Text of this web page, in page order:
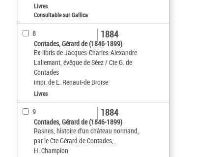
Livres
Consultable sur Gallica
8
Contades, Gérard de (1846-1899)
Ex-libris de Jacques-Charles-Alexandre
Lallemant, évêque de Séez / Cte G. de
Contades
impr. de E. Renaut-de Broise
1884
Livres
9
Contades, Gérard de (1846-1899)
Rasnes, histoire d'un château normand,
par le Cte Gérard de Contades,...
H. Champion
1884